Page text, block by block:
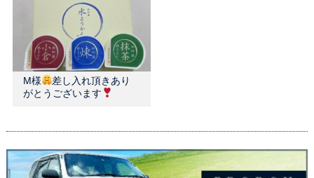
M様
差し入れ頂きあり
がとうございます